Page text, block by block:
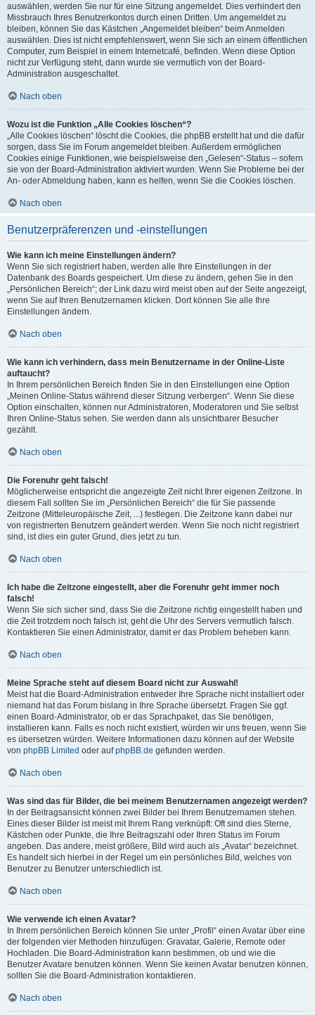
auswählen, werden Sie nur für eine Sitzung angemeldet. Dies verhindert den
Missbrauch Ihres Benutzerkontos durch einen Dritten. Um angemeldet zu
bleiben, können Sie das Kästchen „Angemeldet bleiben“ beim Anmelden
auswählen. Dies ist nicht empfehlenswert, wenn Sie sich an einem öffentlichen
Computer, zum Beispiel in einem Internetcafé, befinden. Wenn diese Option
nicht zur Verfügung steht, dann wurde sie vermutlich von der Board-
Administration ausgeschaltet.
Nach oben
Wozu ist die Funktion „Alle Cookies löschen“?
„Alle Cookies löschen“ löscht die Cookies, die phpBB erstellt hat und die dafür
sorgen, dass Sie im Forum angemeldet bleiben. Außerdem ermöglichen
Cookies einige Funktionen, wie beispielsweise den „Gelesen“-Status – sofern
sie von der Board-Administration aktiviert wurden. Wenn Sie Probleme bei der
An- oder Abmeldung haben, kann es helfen, wenn Sie die Cookies löschen.
Nach oben
Benutzerpräferenzen und -einstellungen
Wie kann ich meine Einstellungen ändern?
Wenn Sie sich registriert haben, werden alle Ihre Einstellungen in der
Datenbank des Boards gespeichert. Um diese zu ändern, gehen Sie in den
„Persönlichen Bereich“; der Link dazu wird meist oben auf der Seite angezeigt,
wenn Sie auf Ihren Benutzernamen klicken. Dort können Sie alle Ihre
Einstellungen ändern.
Nach oben
Wie kann ich verhindern, dass mein Benutzername in der Online-Liste
auftaucht?
In Ihrem persönlichen Bereich finden Sie in den Einstellungen eine Option
„Meinen Online-Status während dieser Sitzung verbergen“. Wenn Sie diese
Option einschalten, können nur Administratoren, Moderatoren und Sie selbst
Ihren Online-Status sehen. Sie werden dann als unsichtbarer Besucher
gezählt.
Nach oben
Die Forenuhr geht falsch!
Möglicherweise entspricht die angezeigte Zeit nicht Ihrer eigenen Zeitzone. In
diesem Fall sollten Sie im „Persönlichen Bereich“ die für Sie passende
Zeitzone (Mitteleuropäische Zeit, ...) festlegen. Die Zeitzone kann dabei nur
von registrierten Benutzern geändert werden. Wenn Sie noch nicht registriert
sind, ist dies ein guter Grund, dies jetzt zu tun.
Nach oben
Ich habe die Zeitzone eingestellt, aber die Forenuhr geht immer noch
falsch!
Wenn Sie sich sicher sind, dass Sie die Zeitzone richtig eingestellt haben und
die Zeit trotzdem noch falsch ist, geht die Uhr des Servers vermutlich falsch.
Kontaktieren Sie einen Administrator, damit er das Problem beheben kann.
Nach oben
Meine Sprache steht auf diesem Board nicht zur Auswahl!
Meist hat die Board-Administration entweder Ihre Sprache nicht installiert oder
niemand hat das Forum bislang in Ihre Sprache übersetzt. Fragen Sie ggf.
einen Board-Administrator, ob er das Sprachpaket, das Sie benötigen,
installieren kann. Falls es noch nicht existiert, würden wir uns freuen, wenn Sie
es übersetzen würden. Weitere Informationen dazu können auf der Website
von phpBB Limited oder aufphpBB.de gefunden werden.
Nach oben
Was sind das für Bilder, die bei meinem Benutzernamen angezeigt werden?
In der Beitragsansicht können zwei Bilder bei Ihrem Benutzernamen stehen.
Eines dieser Bilder ist meist mit Ihrem Rang verknüpft: Oft sind dies Sterne,
Kästchen oder Punkte, die Ihre Beitragszahl oder Ihren Status im Forum
angeben. Das andere, meist größere, Bild wird auch als „Avatar“ bezeichnet.
Es handelt sich hierbei in der Regel um ein persönliches Bild, welches von
Benutzer zu Benutzer unterschiedlich ist.
Nach oben
Wie verwende ich einen Avatar?
In Ihrem persönlichen Bereich können Sie unter „Profil“ einen Avatar über eine
der folgenden vier Methoden hinzufügen: Gravatar, Galerie, Remote oder
Hochladen. Die Board-Administration kann bestimmen, ob und wie die
Benutzer Avatare benutzen können. Wenn Sie keinen Avatar benutzen können,
sollten Sie die Board-Administration kontaktieren.
Nach oben